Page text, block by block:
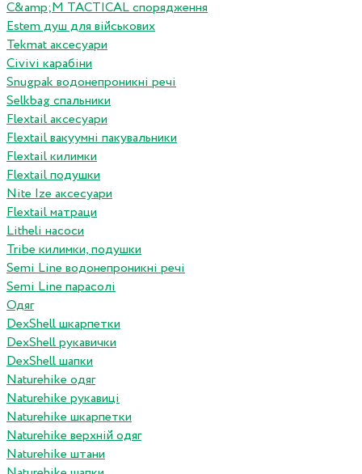
C&amp;M TACTICAL спорядження
Estem душ для військових
Tekmat аксесуари
Сivivi карабіни
Snugpak водонепроникні речі
Selkbag спальники
Flextail аксесуари
Flextail вакуумні пакувальники
Flextail килимки
Flextail подушки
Nite Ize аксесуари
Flextail матраци
Litheli насоси
Tribe килимки, подушки
Semi Line водонепроникні речі
Semi Line парасолі
Одяг
DexShell шкарпетки
DexShell рукавички
DexShell шапки
Naturehike одяг
Naturehike рукавиці
Naturehike шкарпетки
Naturehike верхній одяг
Naturehike штани